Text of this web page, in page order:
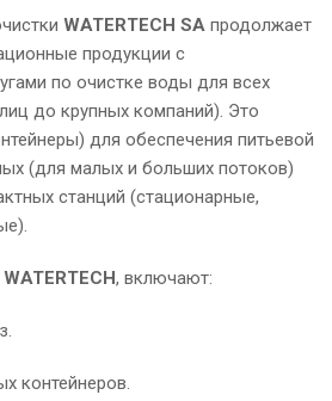
WATERTECH SA продолжает
продукции с
по очистке воды для всех
до крупных компаний). Это
для обеспечения питьевой
(для малых и больших потоков)
станций (стационарные,
WATERTECH, включают:
контейнеров.